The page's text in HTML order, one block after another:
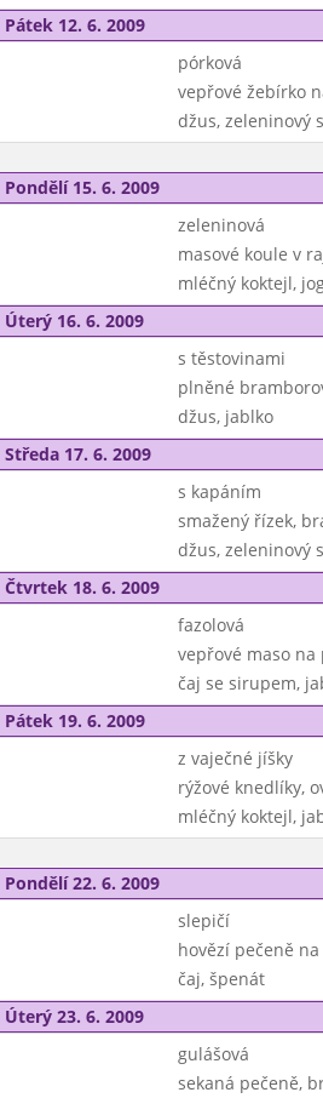
Pátek 12. 6. 2009
pórková
vepřové žebírko
džus, zeleninový
Pondělí 15. 6. 2009
zeleninová
masové koule v
mléčný koktejl,
Úterý 16. 6. 2009
s těstovinami
plněné
džus, jablko
Středa 17. 6. 2009
s kapáním
smažený řízek,
džus, zeleninový
Čtvrtek 18. 6. 2009
fazolová
vepřové maso
čaj se sirupem,
Pátek 19. 6. 2009
z vaječné jíšky
rýžové knedlíky,
mléčný koktejl,
Pondělí 22. 6. 2009
slepičí
hovězí pečeně
čaj, špenát
Úterý 23. 6. 2009
gulášová
sekaná pečeně,